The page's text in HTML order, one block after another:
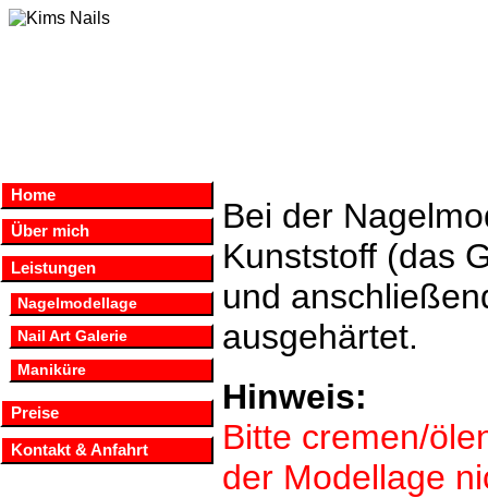
Bei der
Kunststoff (das
und
ausgehärtet.
Hinweis:
Bitte cremen/
der Modellage
Home
Über mich
Leistungen
Nagelmodellage
Nail Art Galerie
Maniküre
Preise
Kontakt & Anfahrt